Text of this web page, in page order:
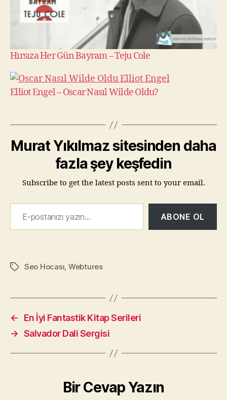
Hırsıza Her Gün Bayram – Teju Cole
Elliot Engel – Oscar Nasıl Wilde Oldu?
Murat Yıkılmaz sitesinden daha
fazla şey keşfedin
Subscribe to get the latest posts sent to your email.
E-postanızı yazın…
ABONE OL
EtiketlerSeo Hocası, Webtures
←
En İyi Fantastik Kitap Serileri
→ Salvador Dali Sergisi
Bir Cevap Yazın